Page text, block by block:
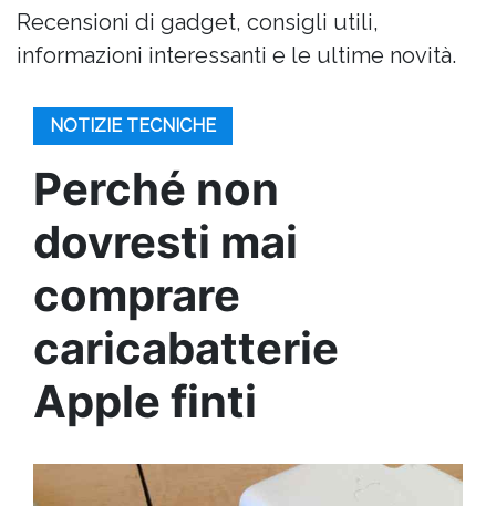
Recensioni di gadget, consigli utili,
informazioni interessanti e le ultime novità.
NOTIZIE TECNICHE
Perché non
dovresti mai
comprare
caricabatterie
Apple finti